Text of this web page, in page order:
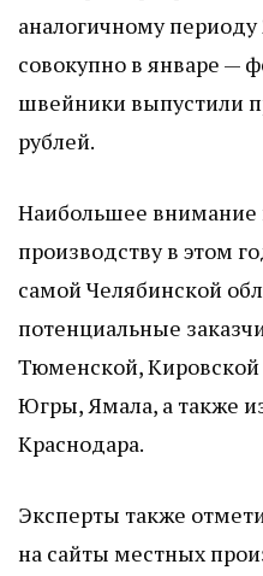
аналогичному периоду
совокупно в январе —
швейники выпустили
рублей.
Наибольшее внимание
производству в этом
самой Челябинской
потенциальные
Тюменской, Кировской
Югры, Ямала, а также
Краснодара.
Эксперты также
на сайты местных